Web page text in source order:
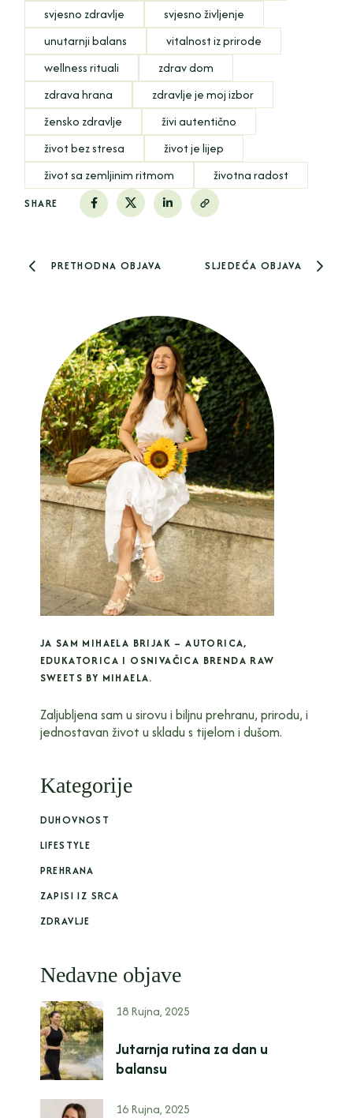
svjesno zdravlje
svjesno življenje
unutarnji balans
vitalnost iz prirode
wellness rituali
zdrav dom
zdrava hrana
zdravlje je moj izbor
žensko zdravlje
živi autentično
život bez stresa
život je lijep
život sa zemljinim ritmom
životna radost
SHARE
PRETHODNA OBJAVA SLJEDEĆA OBJAVA
JA SAM MIHAELA BRIJAK – AUTORICA,
EDUKATORICA I OSNIVAČICA BRENDA RAW
SWEETS BY MIHAELA.
Zaljubljena sam u sirovu i biljnu prehranu, prirodu, i
jednostavan život u skladu s tijelom i dušom.
Kategorije
DUHOVNOST
LIFESTYLE
PREHRANA
ZAPISI IZ SRCA
ZDRAVLJE
Nedavne objave
18 Rujna, 2025
Jutarnja rutina za dan u
balansu
16 Rujna, 2025